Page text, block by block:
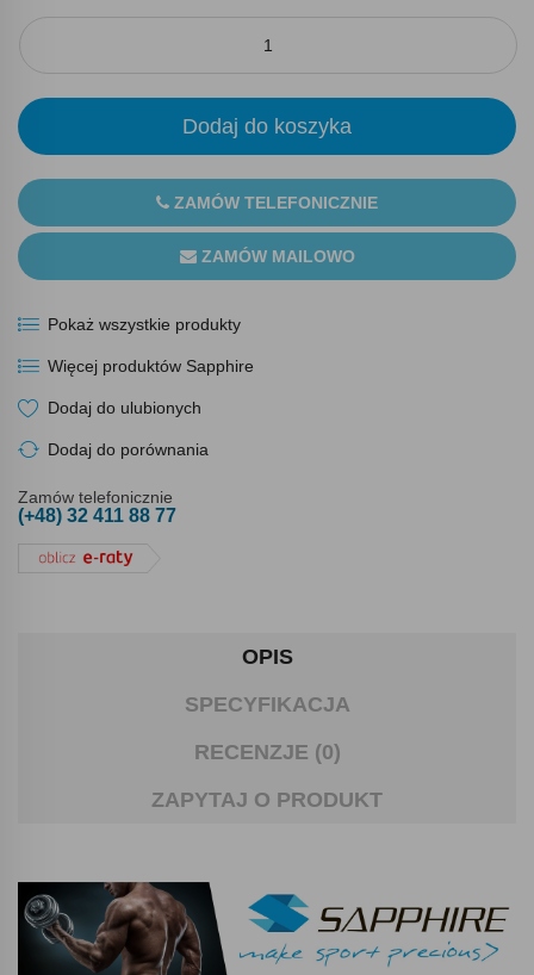
Dodaj do koszyka
ZAMÓW TELEFONICZNIE
ZAMÓW MAILOWO
Pokaż wszystkie produkty
Więcej produktów Sapphire
Dodaj do ulubionych
Dodaj do porównania
Zamów telefonicznie
(+48) 32 411 88 77
OPIS
SPECYFIKACJA
RECENZJE (0)
ZAPYTAJ O PRODUKT